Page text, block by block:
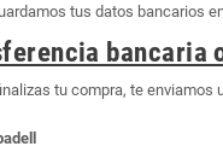
tus datos bancarios
bancaria
tu compra, te enviamos